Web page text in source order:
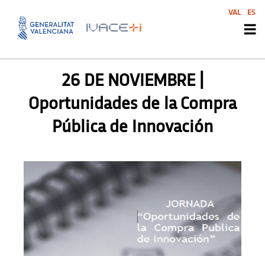
AGENDA , AGENDA SVI ,
26 DE NOVIEMBRE |
Oportunidades de la Compra
Pública de Innovación
VAL ES